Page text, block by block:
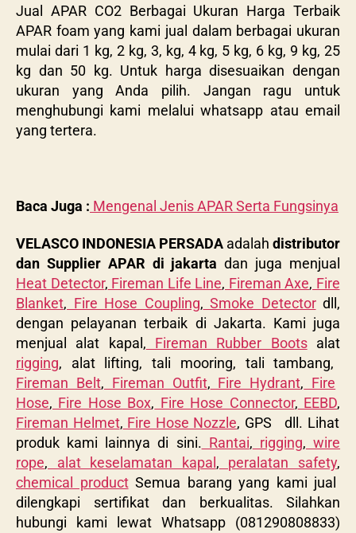
Jual APAR CO2 Berbagai Ukuran Harga Terbaik
APAR foam yang kami jual dalam berbagai ukuran
mulai dari 1 kg, 2 kg, 3, kg, 4 kg, 5 kg, 6 kg, 9 kg, 25
kg dan 50 kg. Untuk harga disesuaikan dengan
ukuran yang Anda pilih. Jangan ragu untuk
menghubungi kami melalui whatsapp atau email
yang tertera.
Baca Juga : Mengenal Jenis APAR Serta Fungsinya
VELASCO INDONESIA PERSADA adalah distributor
dan Supplier APAR di jakarta dan juga menjual
Heat Detector, Fireman Life Line, Fireman Axe, Fire
Blanket, Fire Hose Coupling, Smoke Detectordll,
dengan pelayanan terbaik di Jakarta. Kami juga
menjual alat kapal, Fireman Rubber Bootsalat
rigging, alat lifting, tali mooring, tali tambang,
Fireman Belt, Fireman Outfit, Fire Hydrant, Fire
Hose, Fire Hose Box, Fire Hose Connector, EEBD,
Fireman Helmet, Fire Hose Nozzle, GPS dll. Lihat
produk kami lainnya di sini. Rantai, rigging, wire
rope, alat keselamatan kapal , peralatan safety,
chemical productSemua barang yang kami jual
dilengkapi sertifikat dan berkualitas. Silahkan
hubungi kami lewat Whatsapp (081290808833)